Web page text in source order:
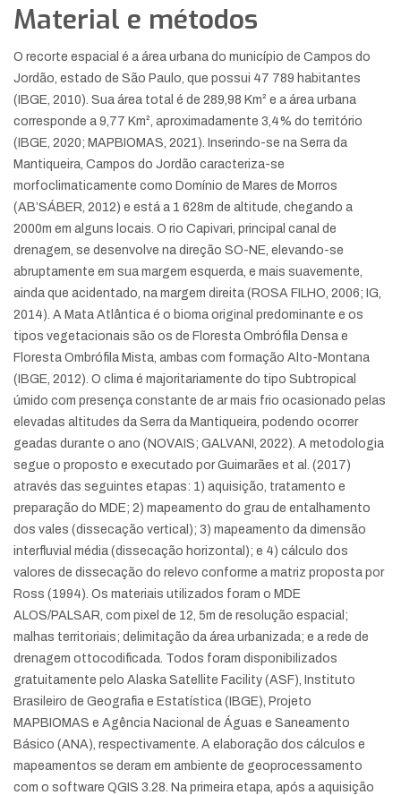
Material e métodos
O recorte espacial é a área urbana do município de Campos do
Jordão, estado de São Paulo, que possui 47 789 habitantes
(IBGE, 2010). Sua área total é de 289,98 Km² e a área urbana
corresponde a 9,77 Km², aproximadamente 3,4% do território
(IBGE, 2020; MAPBIOMAS, 2021). Inserindo-se na Serra da
Mantiqueira, Campos do Jordão caracteriza-se
morfoclimaticamente como Domínio de Mares de Morros
(AB’SÁBER, 2012) e está a 1 628m de altitude, chegando a
2000m em alguns locais. O rio Capivari, principal canal de
drenagem, se desenvolve na direção SO-NE, elevando-se
abruptamente em sua margem esquerda, e mais suavemente,
ainda que acidentado, na margem direita (ROSA FILHO, 2006; IG,
2014). A Mata Atlântica é o bioma original predominante e os
tipos vegetacionais são os de Floresta Ombrófila Densa e
Floresta Ombrófila Mista, ambas com formação Alto-Montana
(IBGE, 2012). O clima é majoritariamente do tipo Subtropical
úmido com presença constante de ar mais frio ocasionado pelas
elevadas altitudes da Serra da Mantiqueira, podendo ocorrer
geadas durante o ano (NOVAIS; GALVANI, 2022). A metodologia
segue o proposto e executado por Guimarães et al. (2017)
através das seguintes etapas: 1) aquisição, tratamento e
preparação do MDE; 2) mapeamento do grau de entalhamento
dos vales (dissecação vertical); 3) mapeamento da dimensão
interfluvial média (dissecação horizontal); e 4) cálculo dos
valores de dissecação do relevo conforme a matriz proposta por
Ross (1994). Os materiais utilizados foram o MDE
ALOS/PALSAR, com pixel de 12, 5m de resolução espacial;
malhas territoriais; delimitação da área urbanizada; e a rede de
drenagem ottocodificada. Todos foram disponibilizados
gratuitamente pelo Alaska Satellite Facility (ASF), Instituto
Brasileiro de Geografia e Estatística (IBGE), Projeto
MAPBIOMAS e Agência Nacional de Águas e Saneamento
Básico (ANA), respectivamente. A elaboração dos cálculos e
mapeamentos se deram em ambiente de geoprocessamento
com o software QGIS 3.28. Na primeira etapa, após a aquisição